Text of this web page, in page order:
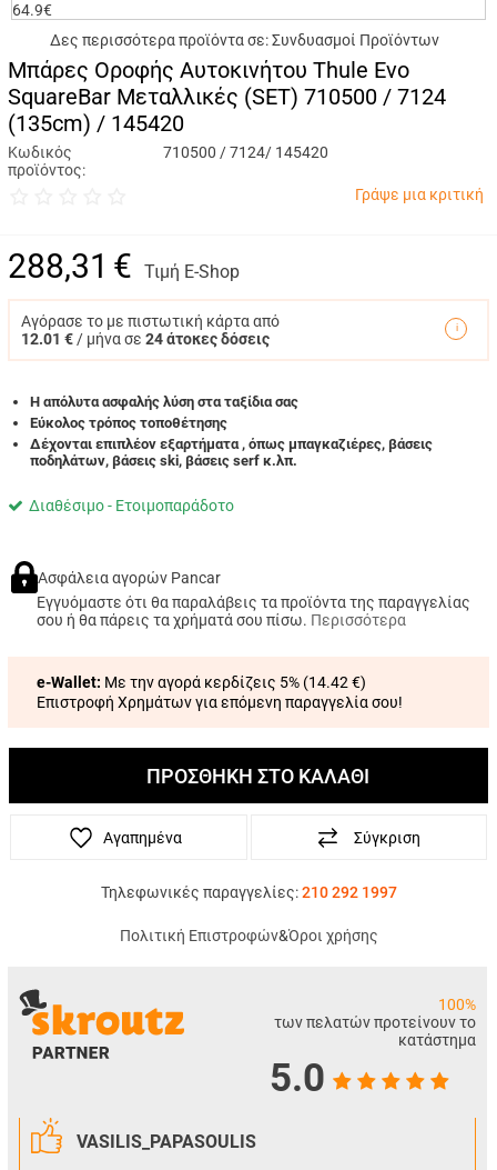
64.9€
Δες περισσότερα προϊόντα σε:Συνδυασμοί Προϊόντων
Μπάρες Οροφής Αυτοκινήτου Thule Evo
SquareBar Μεταλλικές (SET) 710500 / 7124
(135cm) / 145420
Κωδικός
προϊόντος:
710500 / 7124/ 145420
Γράψε μια κριτική
288,31 € Τιμή E-Shop
Αγόρασε το με πιστωτική κάρτα από
12.01 € / μήνα σε 24 άτοκες δόσεις
Η απόλυτα ασφαλής λύση στα ταξίδια σας
Εύκολος τρόπος τοποθέτησης
Δέχονται επιπλέον εξαρτήματα , όπως μπαγκαζιέρες, βάσεις
ποδηλάτων, βάσεις ski, βάσεις serf κ.λπ.
Διαθέσιμο - Ετοιμοπαράδοτο
Ασφάλεια αγορών Pancar
Εγγυόμαστε ότι θα παραλάβεις τα προϊόντα της παραγγελίας
σου ή θα πάρεις τα χρήματά σου πίσω. Περισσότερα
e-Wallet: Με την αγορά κερδίζεις 5% (14.42 €)
Επιστροφή Χρημάτων για επόμενη παραγγελία σου!
ΠΡΟΣΘΗΚΗ ΣΤΟ ΚΑΛΑΘΙ
Αγαπημένα Σύγκριση
Τηλεφωνικές παραγγελίες: 210 292 1997
Πολιτική Επιστροφών&Όροι χρήσης
100%
των πελατών προτείνουν το
κατάστημα
5.0
VASILIS_PAPASOULIS